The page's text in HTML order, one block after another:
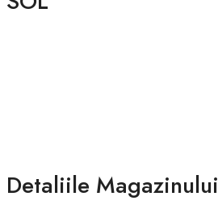
Detaliile Magazinului